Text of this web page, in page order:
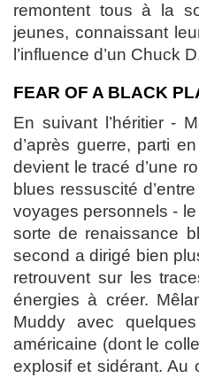
remontent tous à la
jeunes, connaissant
l’influence d’un Chuck
FEAR OF A BLACK
En suivant l’héritier -
d’après guerre, parti
devient le tracé d’une
blues ressuscité
voyages personnels -
sorte de renaissance
second a dirigé bien
retrouvent sur les
énergies à créer.
Muddy avec
américaine (dont le
explosif et sidérant. Au